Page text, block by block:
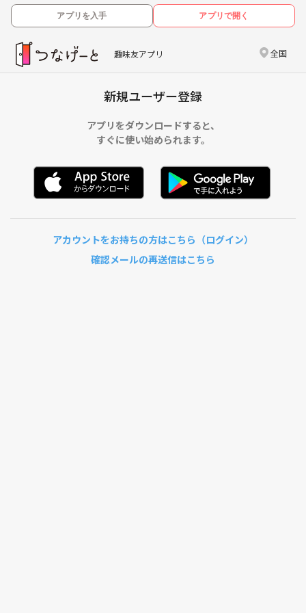
アプリを入手 アプリで開く
趣味友アプリ 全国
新規ユーザー登録
アプリをダウンロードすると、
すぐに使い始められます。
アカウントをお持ちの方はこちら（ログイン）
確認メールの再送信はこちら